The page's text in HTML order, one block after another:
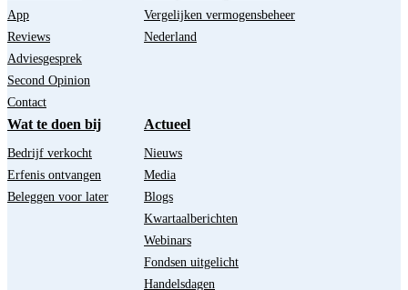
App
Reviews
Adviesgesprek
Second Opinion
Contact
Vergelijken vermogensbeheer
Nederland
Wat te doen bij
Bedrijf verkocht
Erfenis ontvangen
Beleggen voor later
Actueel
Nieuws
Media
Blogs
Kwartaalberichten
Webinars
Fondsen uitgelicht
Handelsdagen